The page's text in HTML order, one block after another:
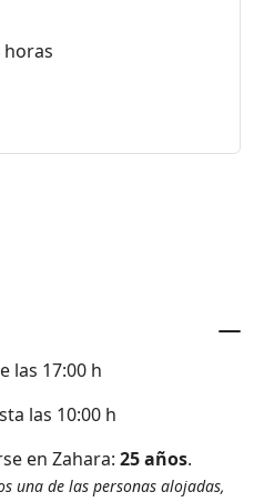
las 17:00 h
las 10:00 h
en Zahara: 25 años.
una de las personas alojadas,